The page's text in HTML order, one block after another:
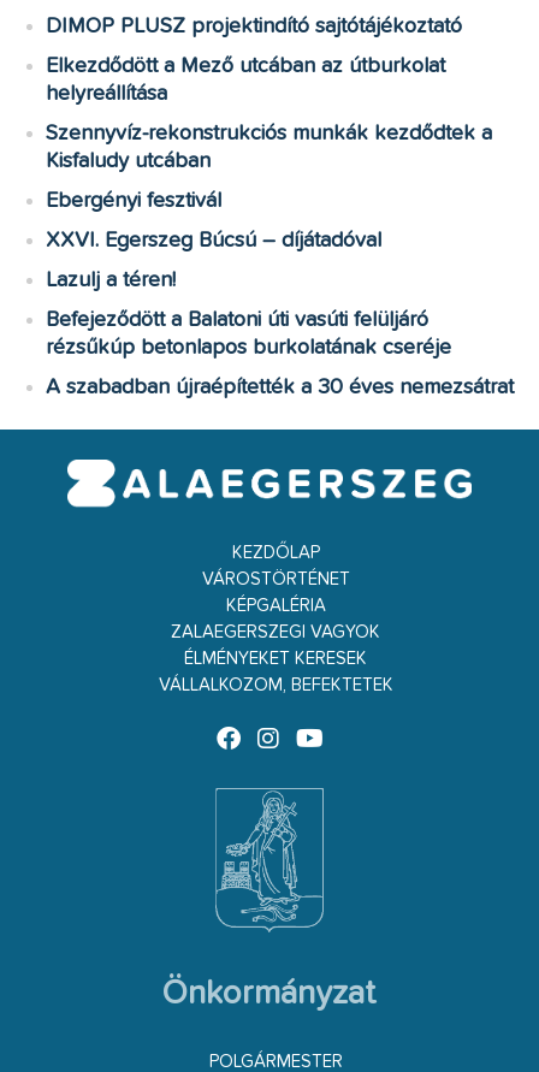
DIMOP PLUSZ projektindító sajtótájékoztató
Elkezdődött a Mező utcában az útburkolat
helyreállítása
Szennyvíz-rekonstrukciós munkák kezdődtek a
Kisfaludy utcában
Ebergényi fesztivál
XXVI. Egerszeg Búcsú – díjátadóval
Lazulj a téren!
Befejeződött a Balatoni úti vasúti felüljáró
rézsűkúp betonlapos burkolatának cseréje
A szabadban újraépítették a 30 éves nemezsátrat
KEZDŐLAP
VÁROSTÖRTÉNET
KÉPGALÉRIA
ZALAEGERSZEGI VAGYOK
ÉLMÉNYEKET KERESEK
VÁLLALKOZOM, BEFEKTETEK
Önkormányzat
POLGÁRMESTER